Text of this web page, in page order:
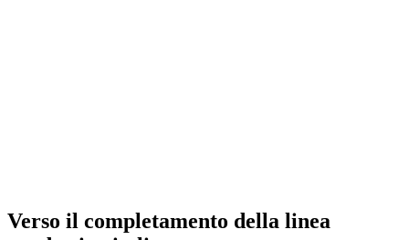
Verso il completamento della linea